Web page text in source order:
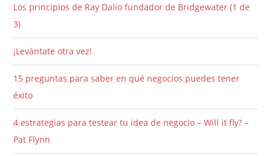
Los principios de Ray Dalio fundador de Bridgewater (1 de
3)
¡Levántate otra vez!
15 preguntas para saber en qué negocios puedes tener
éxito
4 estrategias para testear tu idea de negocio – Will it fly? –
Pat Flynn